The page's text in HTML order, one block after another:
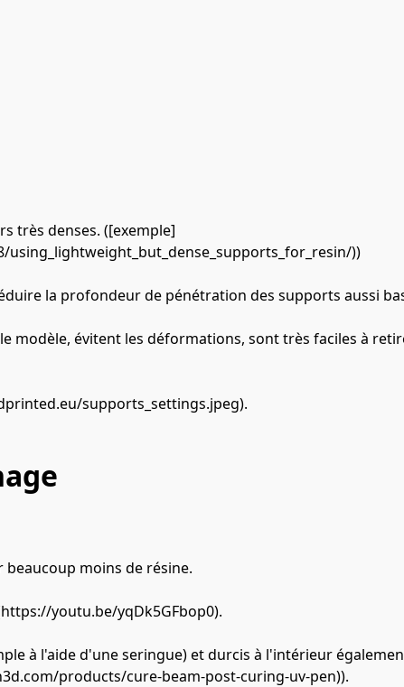
très denses. ([exemple]
))
la profondeur de pénétration des supports aussi
modèle, évitent les déformations, sont très faciles à
supports_settings.jpeg).
moins de résine.
youtu.be/yqDk5GFbop0).
à l'aide d'une seringue) et durcis à l'intérieur
products/cure-beam-post-curing-uv-pen)).